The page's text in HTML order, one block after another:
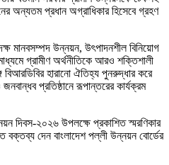
অন্যতম প্রধান অগ্রাধিকার হিসেবে গ্রহণ
মানবসম্পদ উন্নয়ন, উৎপাদনশীল বিনিয়োগ
গ্রামীণ অর্থনীতিকে আরও শক্তিশালী
হারানো ঐতিহ্য পুনরুদ্ধার করে
প্রতিষ্ঠানে রূপান্তরের কার্যক্রম
দিবস-২০২৬ উপলক্ষে প্রকাশিত স্মরণিকার
দেন বাংলাদেশ পল্লী উন্নয়ন বোর্ডের